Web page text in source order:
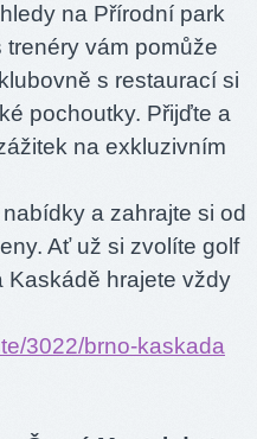
na Přírodní park
vám pomůže
s restaurací si
pochoutky. Přijďte a
na exkluzivním
a zahrajte si od
Ať už si zvolíte golf
Kaskádě hrajete vždy
3022/brno-kaskada